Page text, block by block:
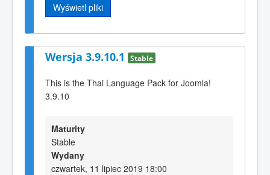
Wyświetl pliki
Wersja 3.9.10.1 Stable
This is the Thai Language Pack for Joomla!
3.9.10
Maturity
Stable
Wydany
czwartek, 11 lipiec 2019 18:00